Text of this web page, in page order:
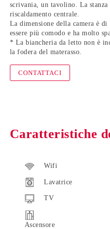
scrivania, un tavolino. La stanza
riscaldamento centrale.
La dimensione della camera è
essere più comodo e ha molto
* La biancheria da letto non è
la fodera del materasso.
CONTATTACI
Caratteristiche
Wifi
Lavatrice
TV
Ascensore